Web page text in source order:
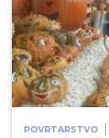
POVRTARSTVO